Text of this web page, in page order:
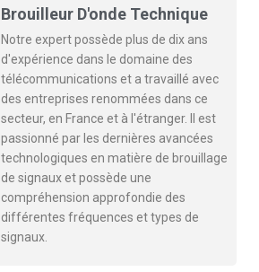
Brouilleur D'onde Technique
Notre expert possède plus de dix ans
d'expérience dans le domaine des
télécommunications et a travaillé avec
des entreprises renommées dans ce
secteur, en France et à l'étranger. Il est
passionné par les dernières avancées
technologiques en matière de brouillage
de signaux et possède une
compréhension approfondie des
différentes fréquences et types de
signaux.